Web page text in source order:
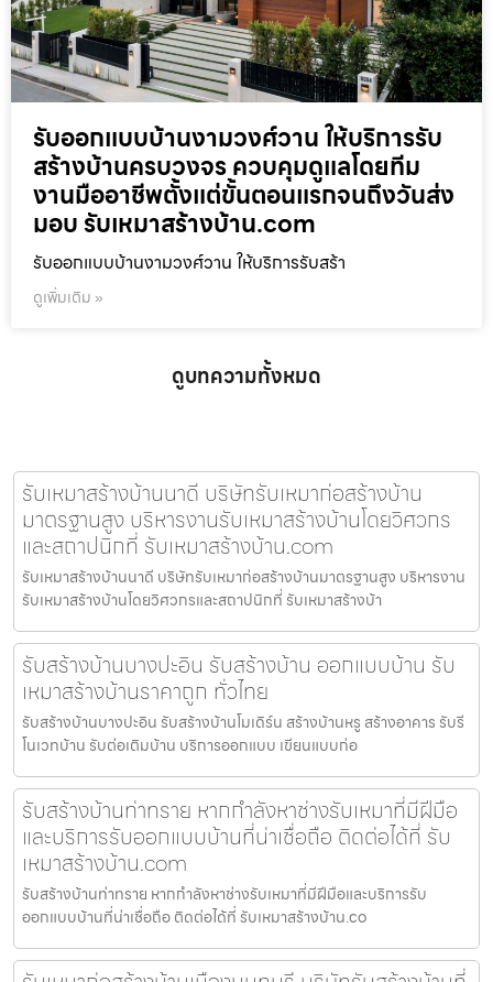
รับออกแบบบ้านงามวงศ์วาน ให้บริการรับ
สร้างบ้านครบวงจร ควบคุมดูแลโดยทีม
งานมืออาชีพตั้งแต่ขั้นตอนแรกจนถึงวันส่ง
มอบ รับเหมาสร้างบ้าน.com
รับออกแบบบ้านงามวงศ์วาน ให้บริการรับสร้า
ดูเพิ่มเติม »
ดูบทความทั้งหมด
รับเหมาสร้างบ้านนาดี บริษัทรับเหมาก่อสร้างบ้าน
มาตรฐานสูง บริหารงานรับเหมาสร้างบ้านโดยวิศวกร
และสถาปนิกที่ รับเหมาสร้างบ้าน.com
รับเหมาสร้างบ้านนาดี บริษัทรับเหมาก่อสร้างบ้านมาตรฐานสูง บริหารงาน
รับเหมาสร้างบ้านโดยวิศวกรและสถาปนิกที่ รับเหมาสร้างบ้า
รับสร้างบ้านบางปะอิน รับสร้างบ้าน ออกแบบบ้าน รับ
เหมาสร้างบ้านราคาถูก ทั่วไทย
รับสร้างบ้านบางปะอิน รับสร้างบ้านโมเดิร์น สร้างบ้านหรู สร้างอาคาร รับรี
โนเวทบ้าน รับต่อเติมบ้าน บริการออกแบบ เขียนแบบก่อ
รับสร้างบ้านท่าทราย หากกำลังหาช่างรับเหมาที่มีฝีมือ
และบริการรับออกแบบบ้านที่น่าเชื่อถือ ติดต่อได้ที่ รับ
เหมาสร้างบ้าน.com
รับสร้างบ้านท่าทราย หากกำลังหาช่างรับเหมาที่มีฝีมือและบริการรับ
ออกแบบบ้านที่น่าเชื่อถือ ติดต่อได้ที่ รับเหมาสร้างบ้าน.co